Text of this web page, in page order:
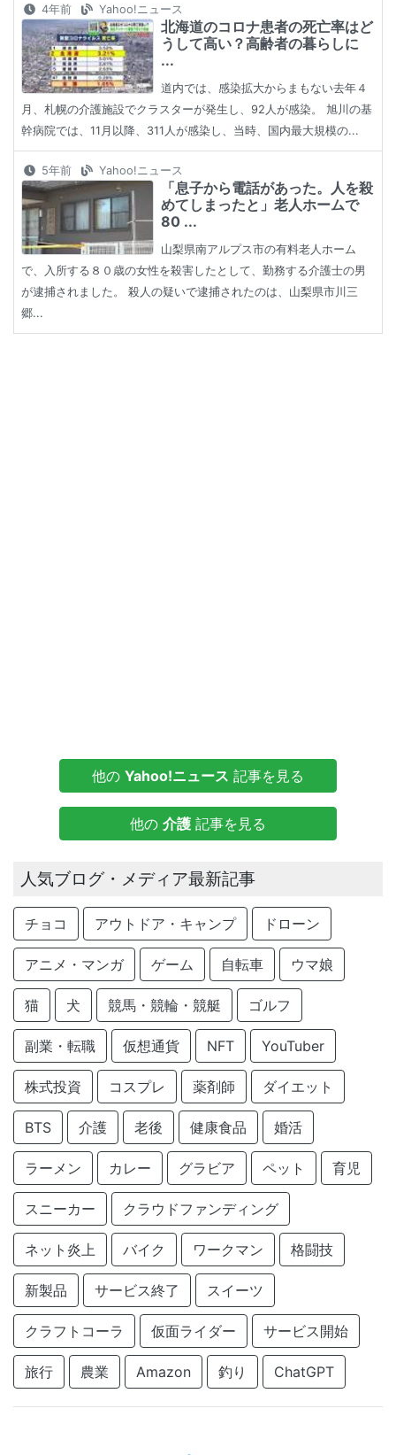
4年前 Yahoo!ニュース
北海道のコロナ患者の死亡率はど
うして高い？高齢者の暮らしに
...
道内では、感染拡大からまもない去年４
月、札幌の介護施設でクラスターが発生し、92人が感染。 旭川の基
幹病院では、11月以降、311人が感染し、当時、国内最大規模の...
5年前 Yahoo!ニュース
「息子から電話があった。人を殺
めてしまったと」老人ホームで
80 ...
山梨県南アルプス市の有料老人ホーム
で、入所する８０歳の女性を殺害したとして、勤務する介護士の男
が逮捕されました。 殺人の疑いで逮捕されたのは、山梨県市川三
郷...
他の Yahoo!ニュース 記事を見る
他の 介護 記事を見る
人気ブログ・メディア最新記事
チョコ アウトドア・キャンプ ドローン
アニメ・マンガ ゲーム 自転車 ウマ娘
猫 犬 競馬・競輪・競艇 ゴルフ
副業・転職 仮想通貨 NFT YouTuber
株式投資 コスプレ 薬剤師 ダイエット
BTS 介護 老後 健康食品 婚活
ラーメン カレー グラビア ペット 育児
スニーカー クラウドファンディング
ネット炎上 バイク ワークマン 格闘技
新製品 サービス終了 スイーツ
クラフトコーラ 仮面ライダー サービス開始
旅行 農業 Amazon 釣り ChatGPT